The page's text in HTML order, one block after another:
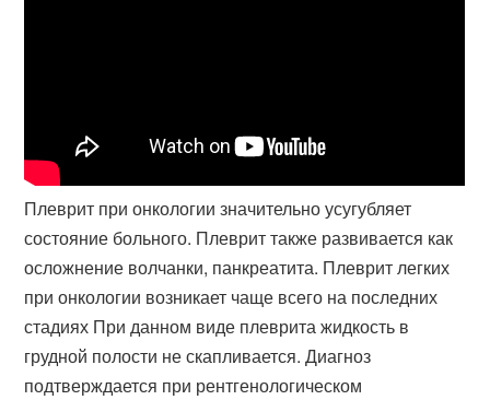
Плеврит при онкологии значительно усугубляет
состояние больного. Плеврит также развивается как
осложнение волчанки, панкреатита. Плеврит легких
при онкологии возникает чаще всего на последних
стадиях При данном виде плеврита жидкость в
грудной полости не скапливается. Диагноз
подтверждается при рентгенологическом